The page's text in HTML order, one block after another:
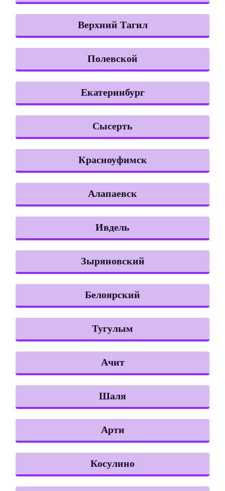
Верхний Тагил
Полевской
Екатеринбург
Сысерть
Красноуфимск
Алапаевск
Ивдель
Зыряновский
Белоярский
Тугулым
Ачит
Шаля
Арти
Косулино